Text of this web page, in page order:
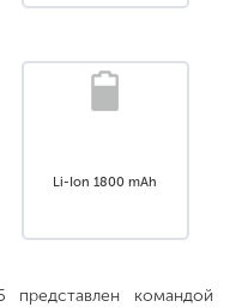
Li-Ion 1800 mAh
командой